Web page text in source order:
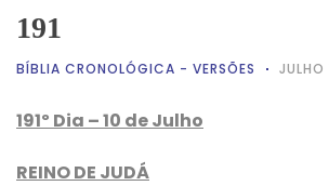
191
BÍBLIA CRONOLÓGICA - VERSÕES
191º Dia – 10 de Julho
REINO DE JUDÁ